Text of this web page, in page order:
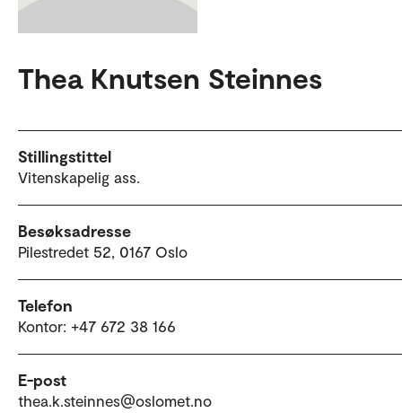
Thea Knutsen Steinnes
Stillingstittel
Vitenskapelig ass.
Besøksadresse
Pilestredet 52, 0167 Oslo
Telefon
Kontor: +47 672 38 166
E-post
thea.k.steinnes@oslomet.no